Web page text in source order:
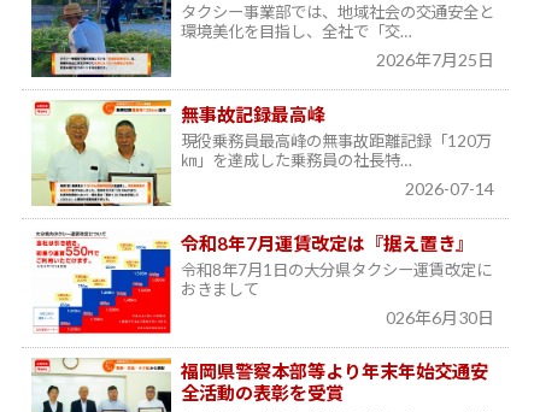
タクシー事業部では、地域社会の交通安全と
環境美化を目指し、全社で「交…
2026年7月25日
無事故記録最高峰
現役乗務員最高峰の無事故距離記録「120万
㎞」を達成した乗務員の社長特…
2026-07-14
令和8年7月運賃改定は『据え置き』
令和8年7月1日の大分県タクシー運賃改定に
おきまして
026年6月30日
福岡県警察本部等より年末年始交通安
全活動の表彰を受賞